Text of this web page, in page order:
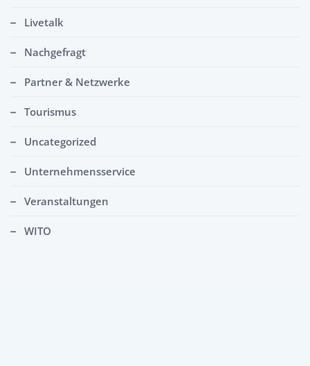
Livetalk
Nachgefragt
Partner & Netzwerke
Tourismus
Uncategorized
Unternehmensservice
Veranstaltungen
WITO